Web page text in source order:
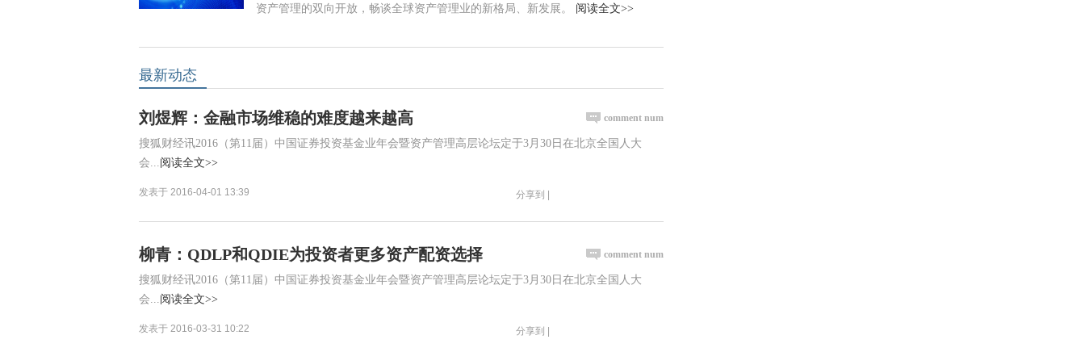
资产管理的双向开放，畅谈全球资产管理业的新格局、新发展。 阅读全文>>
最新动态
comment num
刘煜辉：金融市场维稳的难度越来越高
搜狐财经讯2016（第11届）中国证券投资基金业年会暨资产管理高层论坛定于3月30日在北京全国人大
会...阅读全文>>
分享到 |
发表于 2016-04-01 13:39
comment num
柳青：QDLP和QDIE为投资者更多资产配资选择
搜狐财经讯2016（第11届）中国证券投资基金业年会暨资产管理高层论坛定于3月30日在北京全国人大
会...阅读全文>>
分享到 |
发表于 2016-03-31 10:22